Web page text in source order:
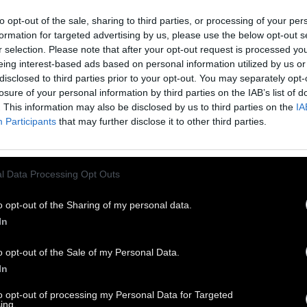
opt-out of the sale, sharing to third parties, or processing of your
for targeted advertising by us, please use the below opt-out
selection. Please note that after your opt-out request is processed
interest-based ads based on personal information utilized by us
to third parties prior to your opt-out. You may separately
of your personal information by third parties on the IAB’s list of
This information may also be disclosed by us to third parties on the
Participants that may further disclose it to other third parties.
Data Processing Opt Outs
opt-out of the Sharing of my personal data.
opt-out of the Sale of my Personal Data.
opt-out of processing my Personal Data for Targeted
από άλλες πόλεις και χρειάζονται ζεστό
και θετικά συναισθήματα.
τρία μεγάλα δωμάτια στο καφέ μας, δύο
τα οποία βρίσκονται στο υπόγειο, οπότε σε
προειδοποίησης αεροπορικής
επισκέπτες και τις γάτες μας».